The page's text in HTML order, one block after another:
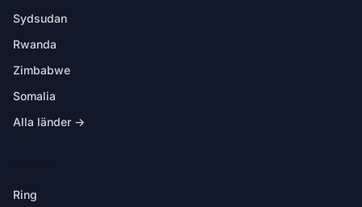
Sydsudan
Rwanda
Zimbabwe
Somalia
Alla länder →
Ring